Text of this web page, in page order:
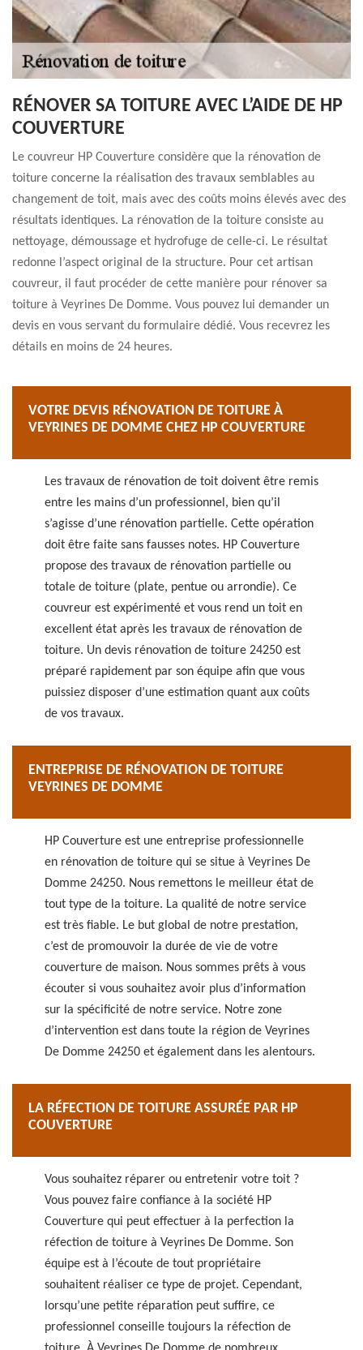
RÉNOVER SA TOITURE AVEC L’AIDE DE HP
COUVERTURE
Le couvreur HP Couverture considère que la rénovation de
toiture concerne la réalisation des travaux semblables au
changement de toit, mais avec des coûts moins élevés avec des
résultats identiques. La rénovation de la toiture consiste au
nettoyage, démoussage et hydrofuge de celle-ci. Le résultat
redonne l’aspect original de la structure. Pour cet artisan
couvreur, il faut procéder de cette manière pour rénover sa
toiture à Veyrines De Domme. Vous pouvez lui demander un
devis en vous servant du formulaire dédié. Vous recevrez les
détails en moins de 24 heures.
VOTRE DEVIS RÉNOVATION DE TOITURE À
VEYRINES DE DOMME CHEZ HP COUVERTURE
Les travaux de rénovation de toit doivent être remis
entre les mains d’un professionnel, bien qu’il
s’agisse d’une rénovation partielle. Cette opération
doit être faite sans fausses notes. HP Couverture
propose des travaux de rénovation partielle ou
totale de toiture (plate, pentue ou arrondie). Ce
couvreur est expérimenté et vous rend un toit en
excellent état après les travaux de rénovation de
toiture. Un devis rénovation de toiture 24250 est
préparé rapidement par son équipe afin que vous
puissiez disposer d’une estimation quant aux coûts
de vos travaux.
ENTREPRISE DE RÉNOVATION DE TOITURE
VEYRINES DE DOMME
HP Couverture est une entreprise professionnelle
en rénovation de toiture qui se situe à Veyrines De
Domme 24250. Nous remettons le meilleur état de
tout type de la toiture. La qualité de notre service
est très fiable. Le but global de notre prestation,
c’est de promouvoir la durée de vie de votre
couverture de maison. Nous sommes prêts à vous
écouter si vous souhaitez avoir plus d’information
sur la spécificité de notre service. Notre zone
d’intervention est dans toute la région de Veyrines
De Domme 24250 et également dans les alentours.
LA RÉFECTION DE TOITURE ASSURÉE PAR HP
COUVERTURE
Vous souhaitez réparer ou entretenir votre toit ?
Vous pouvez faire confiance à la société HP
Couverture qui peut effectuer à la perfection la
réfection de toiture à Veyrines De Domme. Son
équipe est à l’écoute de tout propriétaire
souhaitent réaliser ce type de projet. Cependant,
lorsqu’une petite réparation peut suffire, ce
professionnel conseille toujours la réfection de